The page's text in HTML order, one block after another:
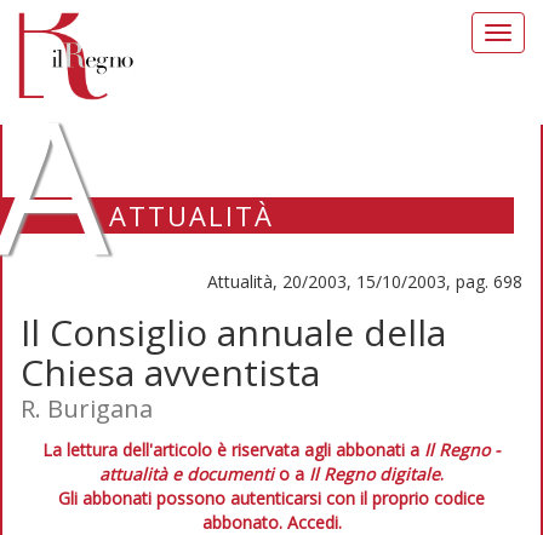
ATTUALITÀ
Attualità, 20/2003, 15/10/2003, pag. 698
Il Consiglio annuale della
Chiesa avventista
R. Burigana
La lettura dell'articolo è riservata agli abbonati a Il Regno -
attualità e documentio a Il Regno digitale.
Gli abbonati possono autenticarsi con il proprio codice
abbonato. Accedi.